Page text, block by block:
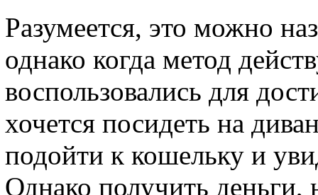
Разумеется, это можно
однако когда метод
воспользовались для
хочется посидеть на
подойти к кошельку и
Однако получить деньги,